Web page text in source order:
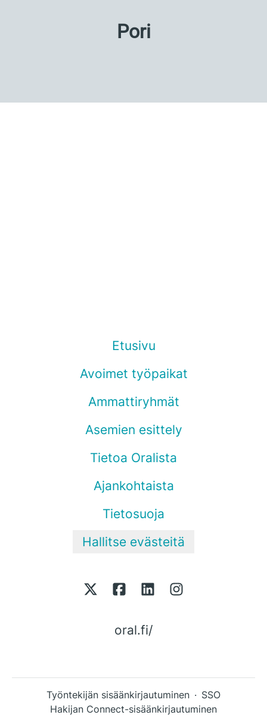
Pori
Etusivu
Avoimet työpaikat
Ammattiryhmät
Asemien esittely
Tietoa Oralista
Ajankohtaista
Tietosuoja
Hallitse evästeitä
oral.fi/
Työntekijän sisäänkirjautuminen · SSO
Hakijan Connect-sisäänkirjautuminen